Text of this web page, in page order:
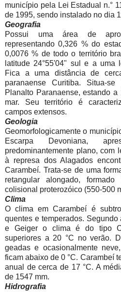
município pela Lei Estadual n.°
de 1995, sendo instalado no dia
Geografia
Possui uma área de
representando 0,326 % do
0,0076 % de todo o território
latitude 24°55'04" sul e a uma
Fica a uma distância de
paranaense Curitiba. Situa-
Planalto Paranaense, estando
mar. Seu território é
campos extensos.
Geologia
Geomorfologicamente o
Escarpa Devoniana,
predominantemente plano, com
à represa dos Alagados
Carambeí. Trata-se de uma
retangular alongado,
colisional proterozóico (550-500
Clima
O clima em Carambeí é
quentes e temperados.
e Geiger o clima é do tipo
superiores a 20 °C no verão.
geadas e ocasionalmente
ficam abaixo de 0 °C. Carambeí
anual de cerca de 17 °C. A
de 1547 mm.
Hidrografia